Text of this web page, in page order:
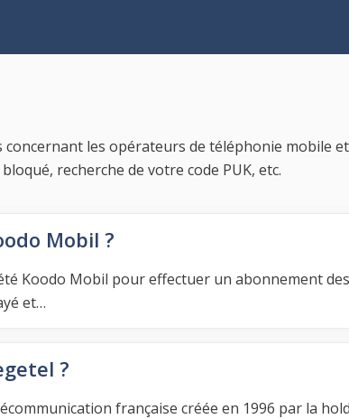
les opérateurs de téléphonie mobile
recherche de votre code PUK, etc.
Mobil ?
Koodo Mobil pour effectuer un abonnement
et…
?
française créée en 1996 par la